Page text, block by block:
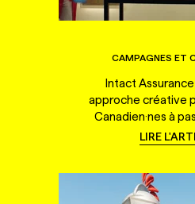
CAMPAGNES ET
Intact
approche créative
Canadien·nes à
LIRE